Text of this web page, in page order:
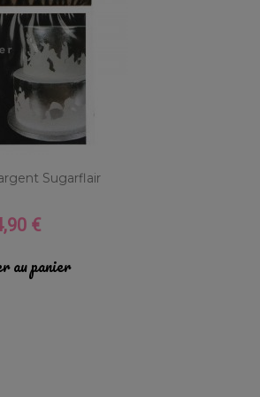
Sugarflair
€
au panier